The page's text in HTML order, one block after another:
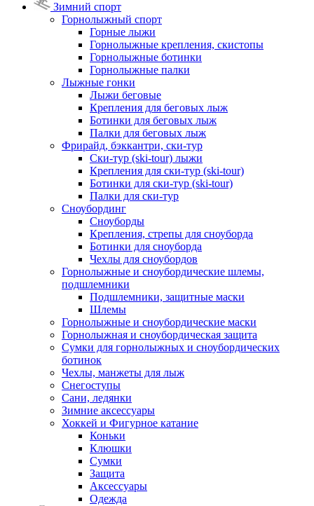
Зимний спорт
Горнолыжный спорт
Горные лыжи
Горнолыжные крепления, скистопы
Горнолыжные ботинки
Горнолыжные палки
Лыжные гонки
Лыжи беговые
Крепления для беговых лыж
Ботинки для беговых лыж
Палки для беговых лыж
Фрирайд, бэккантри, ски-тур
Ски-тур (ski-tour) лыжи
Крепления для ски-тур (ski-tour)
Ботинки для ски-тур (ski-tour)
Палки для ски-тур
Сноубординг
Сноуборды
Крепления, стрепы для сноуборда
Ботинки для сноуборда
Чехлы для сноубордов
Горнолыжные и сноубордические шлемы,
подшлемники
Подшлемники, защитные маски
Шлемы
Горнолыжные и сноубордические маски
Горнолыжная и сноубордическая защита
Сумки для горнолыжных и сноубордических
ботинок
Чехлы, манжеты для лыж
Снегоступы
Сани, ледянки
Зимние аксессуары
Хоккей и Фигурное катание
Коньки
Клюшки
Сумки
Защита
Аксессуары
Одежда